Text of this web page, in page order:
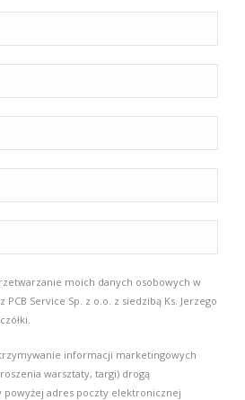
moich danych osobowych w
Service Sp. z o.o. z siedzibą Ks. Jerzego
informacji marketingowych
warsztaty, targi) drogą
powyżej adres poczty elektronicznej